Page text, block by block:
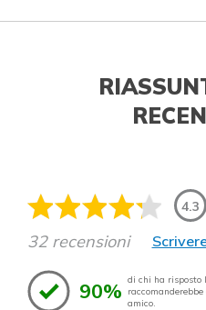
4.3
32 recensioni
90% di chi ha risposto
raccomanderebbe
amico.